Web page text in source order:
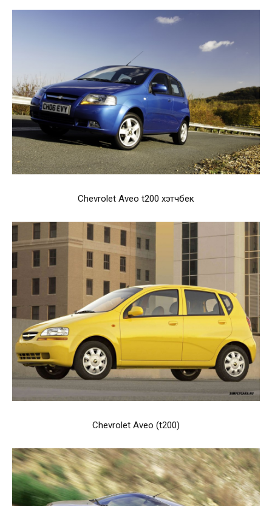
Chevrolet Aveo t200 хэтчбек
Chevrolet Aveo (t200)